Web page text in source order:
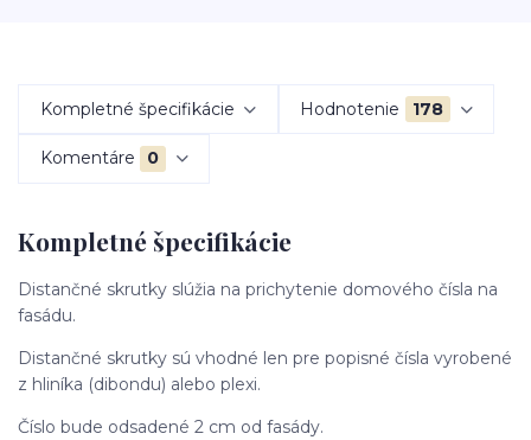
Kompletné špecifikácie Hodnotenie 178
Komentáre 0
Kompletné špecifikácie
Distančné skrutky slúžia na prichytenie domového čísla na
fasádu.
Distančné skrutky sú vhodné len pre popisné čísla vyrobené
z hliníka (dibondu) alebo plexi.
Číslo bude odsadené 2 cm od fasády.